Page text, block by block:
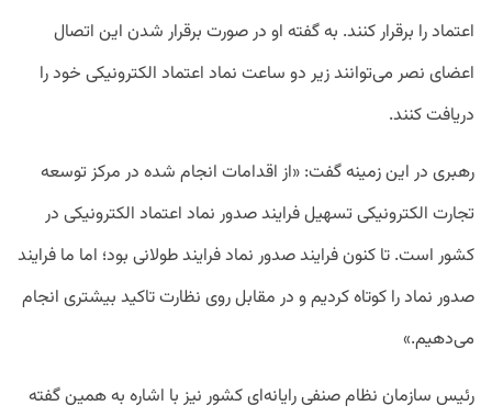
اعتماد را برقرار کنند. به گفته او در صورت برقرار شدن این اتصال
اعضای نصر می‌توانند زیر دو ساعت نماد اعتماد الکترونیکی خود را
دریافت کنند.
رهبری در این زمینه گفت: «از اقدامات انجام شده در مرکز توسعه
تجارت الکترونیکی تسهیل فرایند صدور نماد اعتماد الکترونیکی در
کشور است. تا کنون فرایند صدور نماد فرایند طولانی بود؛ اما ما فرایند
صدور نماد را کوتاه کردیم و در مقابل روی نظارت تاکید بیشتری انجام
می‌دهیم.»
رئیس سازمان نظام صنفی رایانه‌ای کشور نیز با اشاره به همین گفته